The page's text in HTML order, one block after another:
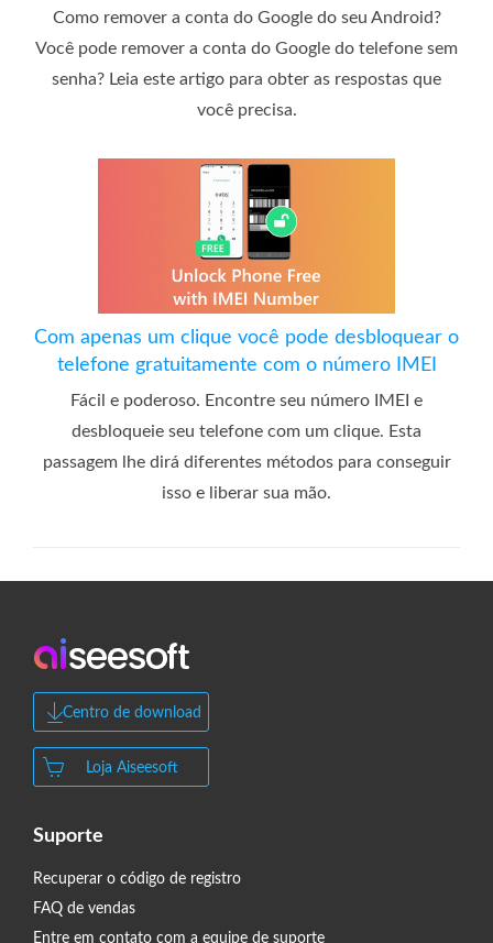
Como remover a conta do Google do seu Android?
Você pode remover a conta do Google do telefone sem
senha? Leia este artigo para obter as respostas que
você precisa.
Com apenas um clique você pode desbloquear o
telefone gratuitamente com o número IMEI
Fácil e poderoso. Encontre seu número IMEI e
desbloqueie seu telefone com um clique. Esta
passagem lhe dirá diferentes métodos para conseguir
isso e liberar sua mão.
Centro de download
Loja Aiseesoft
Suporte
Recuperar o código de registro
FAQ de vendas
Entre em contato com a equipe de suporte